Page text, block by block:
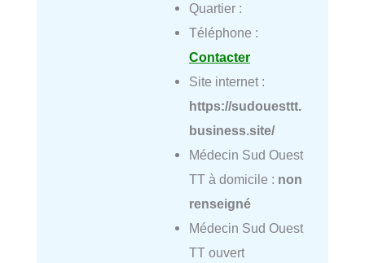
Quartier :
Téléphone :
Contacter
Site internet :
https://sudouesttt.
business.site/
Médecin Sud Ouest
TT à domicile : non
renseigné
Médecin Sud Ouest
TT ouvert